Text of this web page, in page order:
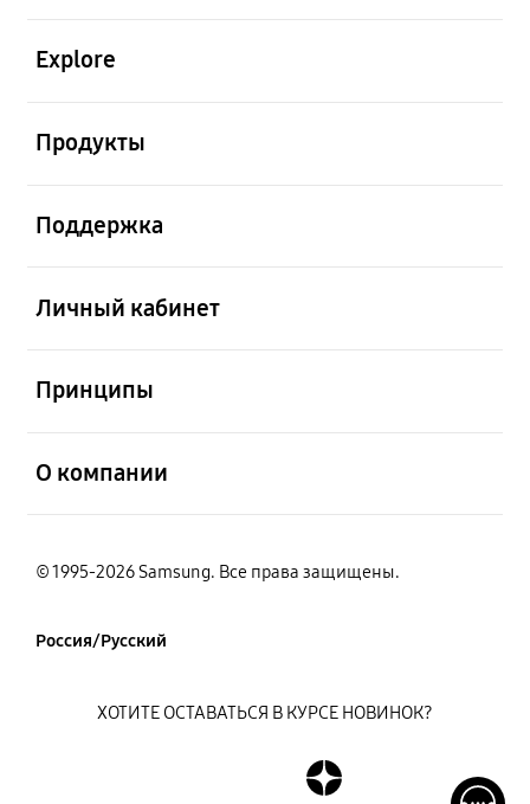
Explore
Продукты
Поддержка
Личный кабинет
Принципы
О компании
© 1995-2026 Samsung. Все права защищены.
Россия/Русский
ХОТИТЕ ОСТАВАТЬСЯ В КУРСЕ НОВИНОК?